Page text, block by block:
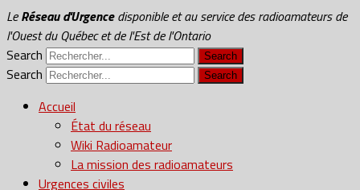
LeRéseau d'Urgencedisponible et au service des radioamateurs de
l'Ouest du Québec et de l'Est de l'Ontario
Search
Search
Accueil
État du réseau
Wiki Radioamateur
La mission des radioamateurs
Urgences civiles